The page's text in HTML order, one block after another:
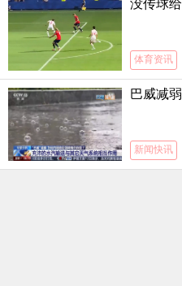
没传球
体育资讯
巴威减
新闻快讯